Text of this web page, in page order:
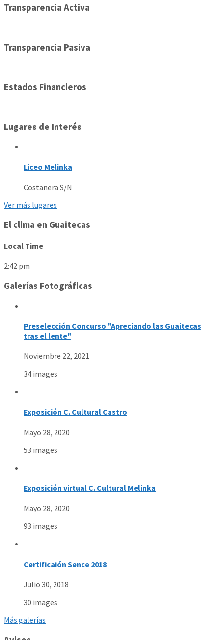
Transparencia Activa
Transparencia Pasiva
Estados Financieros
Lugares de Interés
Liceo Melinka
Costanera S/N
Ver más lugares
El clima en Guaitecas
Local Time
2:42 pm
Galerías Fotográficas
Preselección Concurso "Apreciando las Guaitecas
tras el lente"
Noviembre 22, 2021
34 images
Exposición C. Cultural Castro
Mayo 28, 2020
53 images
Exposición virtual C. Cultural Melinka
Mayo 28, 2020
93 images
Certificaión Sence 2018
Julio 30, 2018
30 images
Más galerías